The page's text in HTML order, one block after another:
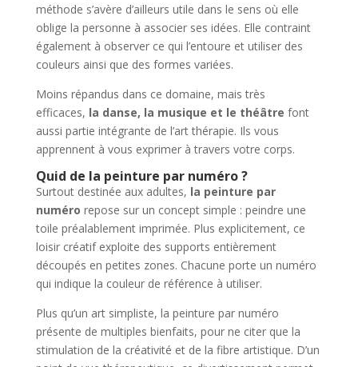
méthode s’avère d’ailleurs utile dans le sens où elle
oblige la personne à associer ses idées. Elle contraint
également à observer ce qui l’entoure et utiliser des
couleurs ainsi que des formes variées.
Moins répandus dans ce domaine, mais très
efficaces, la danse, la musique et le théâtre font
aussi partie intégrante de l’art thérapie. Ils vous
apprennent à vous exprimer à travers votre corps.
Quid de la peinture par numéro ?
Surtout destinée aux adultes, la peinture par
numéro repose sur un concept simple : peindre une
toile préalablement imprimée. Plus explicitement, ce
loisir créatif exploite des supports entièrement
découpés en petites zones. Chacune porte un numéro
qui indique la couleur de référence à utiliser.
Plus qu’un art simpliste, la peinture par numéro
présente de multiples bienfaits, pour ne citer que la
stimulation de la créativité et de la fibre artistique. D’un